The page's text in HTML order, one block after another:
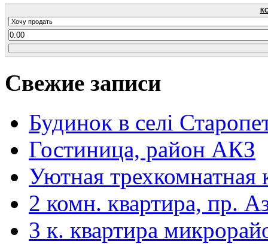
Свежие записи
Будинок в селі
Гостиница, район АКЗ
Уютная трехкомнатная
2 комн. квартира, пр.
3 к. квартира